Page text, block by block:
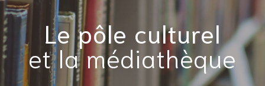
Le pôle culturel
et la médiathèque